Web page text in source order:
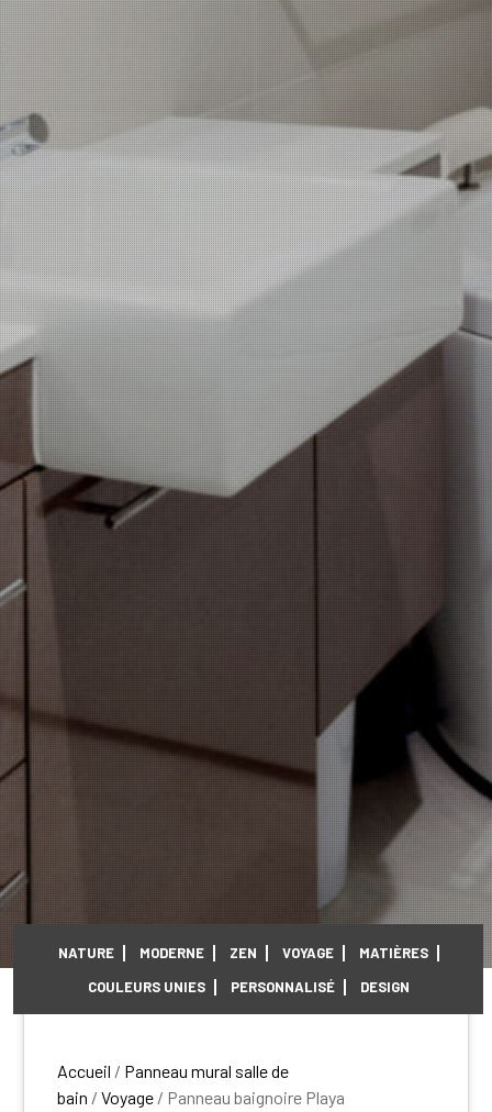
NATURE MODERNE ZEN VOYAGE
MATIÈRES
COULEURS UNIES
PERSONNALISÉ DESIGN
Accueil / Panneau mural salle de
bain /Voyage / Panneau baignoire Playa